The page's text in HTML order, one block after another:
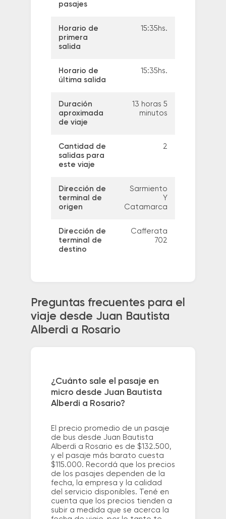
pasajes
Horario de
primera
salida
15:35hs.
Horario de
última salida
15:35hs.
Duración
aproximada
de viaje
13 horas 5
minutos
Cantidad de
salidas para
este viaje
2
Dirección de
terminal de
origen
Sarmiento
Y
Catamarca
Dirección de
terminal de
destino
Cafferata
702
Preguntas frecuentes para el
viaje desde Juan Bautista
Alberdi a Rosario
¿Cuánto sale el pasaje en
micro desde Juan Bautista
Alberdi a Rosario?
El precio promedio de un pasaje
de bus desde Juan Bautista
Alberdi a Rosario es de $132.500,
y el pasaje más barato cuesta
$115.000. Recordá que los precios
de los pasajes dependen de la
fecha, la empresa y la calidad
del servicio disponibles. Tené en
cuenta que los precios tienden a
subir a medida que se acerca la